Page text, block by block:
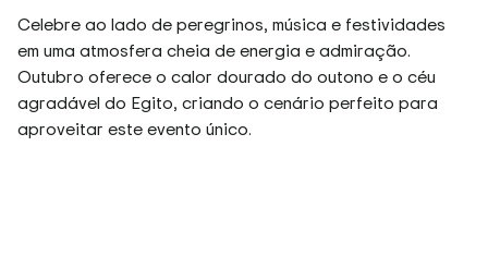
Celebre ao lado de peregrinos, música e festividades
em uma atmosfera cheia de energia e admiração.
Outubro oferece o calor dourado do outono e o céu
agradável do Egito, criando o cenário perfeito para
aproveitar este evento único.